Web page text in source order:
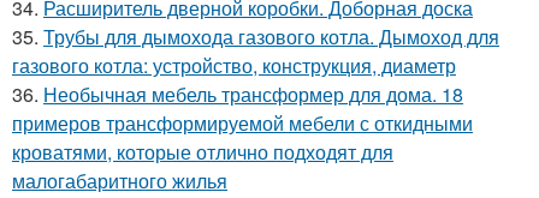
34. Расширитель дверной коробки. Доборная доска
35. Трубы для дымохода газового котла. Дымоход для
газового котла: устройство, конструкция, диаметр
36. Необычная мебель трансформер для дома. 18
примеров трансформируемой мебели с откидными
кроватями, которые отлично подходят для
малогабаритного жилья